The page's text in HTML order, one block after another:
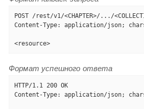
POST /rest/v1/<CHAPTER>/.../
Content-Type: application/json;
<resource>
Формат успешного ответа
HTTP/1.1 200 OK
Content-Type: application/json;